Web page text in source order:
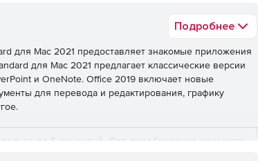
Подробнее
для Mac 2021 предоставляет знакомые приложения
для Mac 2021 предлагает классические версии
и OneNote. Office 2019 включает новые
для перевода и редактирования, графику
от 5 лицензий. Для приобретения меньшего